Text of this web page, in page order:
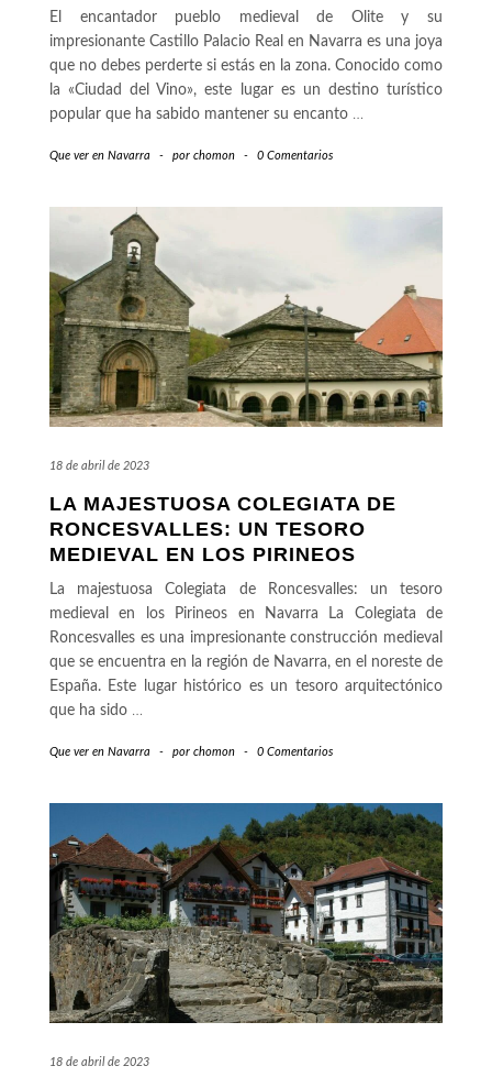
El encantador pueblo medieval de Olite y su
impresionante Castillo Palacio Real en Navarra es una joya
que no debes perderte si estás en la zona. Conocido como
la «Ciudad del Vino», este lugar es un destino turístico
popular que ha sabido mantener su encanto …
Que ver en Navarra - por chomon - 0 Comentarios
18 de abril de 2023
LA MAJESTUOSA COLEGIATA DE
RONCESVALLES: UN TESORO
MEDIEVAL EN LOS PIRINEOS
La majestuosa Colegiata de Roncesvalles: un tesoro
medieval en los Pirineos en Navarra La Colegiata de
Roncesvalles es una impresionante construcción medieval
que se encuentra en la región de Navarra, en el noreste de
España. Este lugar histórico es un tesoro arquitectónico
que ha sido …
Que ver en Navarra - por chomon - 0 Comentarios
18 de abril de 2023